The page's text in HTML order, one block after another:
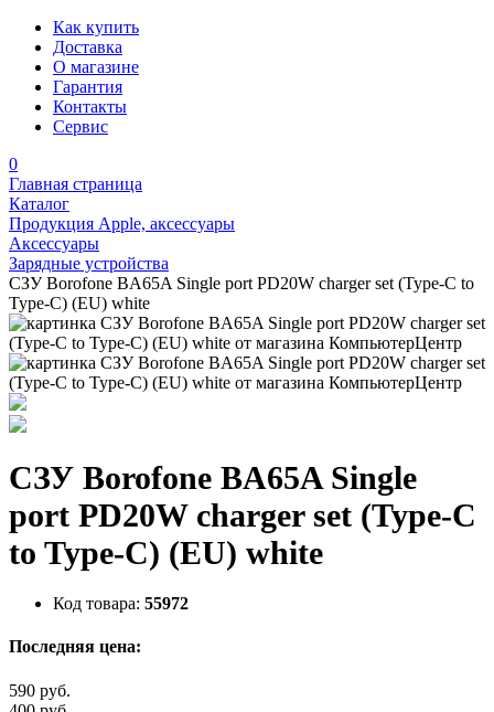
Как купить
Доставка
О магазине
Гарантия
Контакты
Сервис
0
Главная страница
Каталог
Продукция Apple, аксессуары
Аксессуары
Зарядные устройства
СЗУ Borofone BA65A Single port PD20W charger set (Type-C to
Type-C) (EU) white
СЗУ Borofone BA65A Single
port PD20W charger set (Type-C
to Type-C) (EU) white
Код товара: 55972
Последняя цена:
590 руб.